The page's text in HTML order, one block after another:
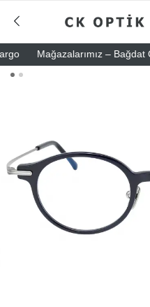
Mağazalarımız – Bağdat